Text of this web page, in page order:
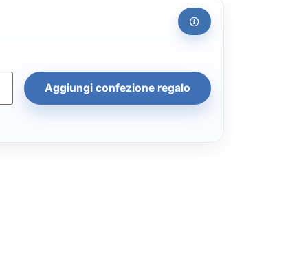
Aggiungi confezione regalo